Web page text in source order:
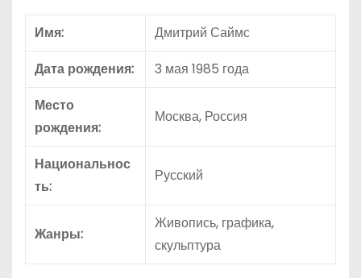
Имя:
Дмитрий Саймс
Дата рождения:
3 мая 1985 года
Место
рождения:
Москва, Россия
Национальнос
ть:
Русский
Жанры:
Живопись, графика,
скульптура